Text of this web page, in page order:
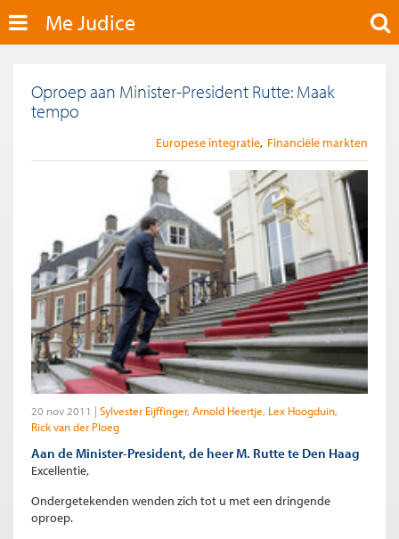
Me Judice
Oproep aan Minister-President Rutte: Maak
tempo
Europese integratie Financiële markten
20 nov 2011 Sylvester Eijffinger Arnold Heertje Lex Hoogduin
Rick van der Ploeg
Aan de Minister-President, de heer M. Rutte te Den Haag
Excellentie,
Ondergetekenden wenden zich tot u met een dringende
oproep.